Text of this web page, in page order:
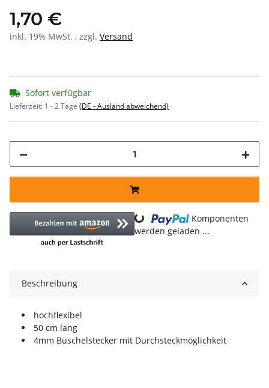
1,70 €
inkl. 19% MwSt. , zzgl. Versand
Sofort verfügbar
Lieferzeit: 1 - 2 Tage (DE - Ausland abweichend)
Loading...
Komponenten
werden geladen ...
Beschreibung
hochflexibel
50 cm lang
4mm Büschelstecker mit Durchsteckmöglichkeit